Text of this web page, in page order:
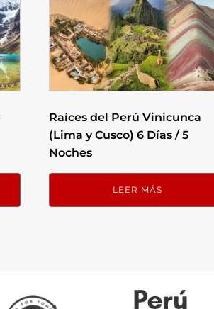
Raíces del Perú Vinicunca
(Lima y Cusco) 6 Días / 5
Noches
LEER MÁS